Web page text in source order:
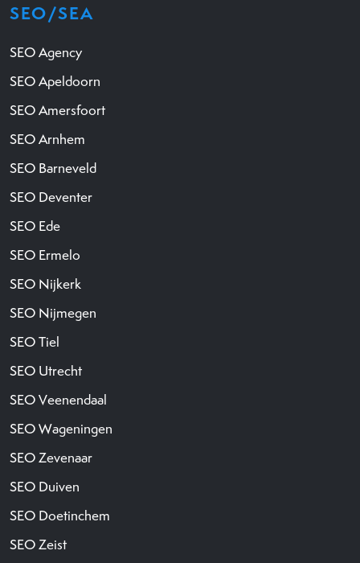
SEO/SEA
SEO Agency
SEO Apeldoorn
SEO Amersfoort
SEO Arnhem
SEO Barneveld
SEO Deventer
SEO Ede
SEO Ermelo
SEO Nijkerk
SEO Nijmegen
SEO Tiel
SEO Utrecht
SEO Veenendaal
SEO Wageningen
SEO Zevenaar
SEO Duiven
SEO Doetinchem
SEO Zeist